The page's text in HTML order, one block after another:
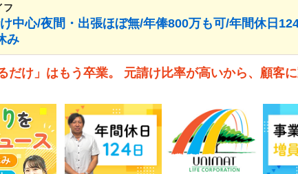
フ
中心/夜間・出張ほぼ無/年俸800万も可/年間休日
み
だけ」はもう卒業。 元請け比率が高いから、顧客